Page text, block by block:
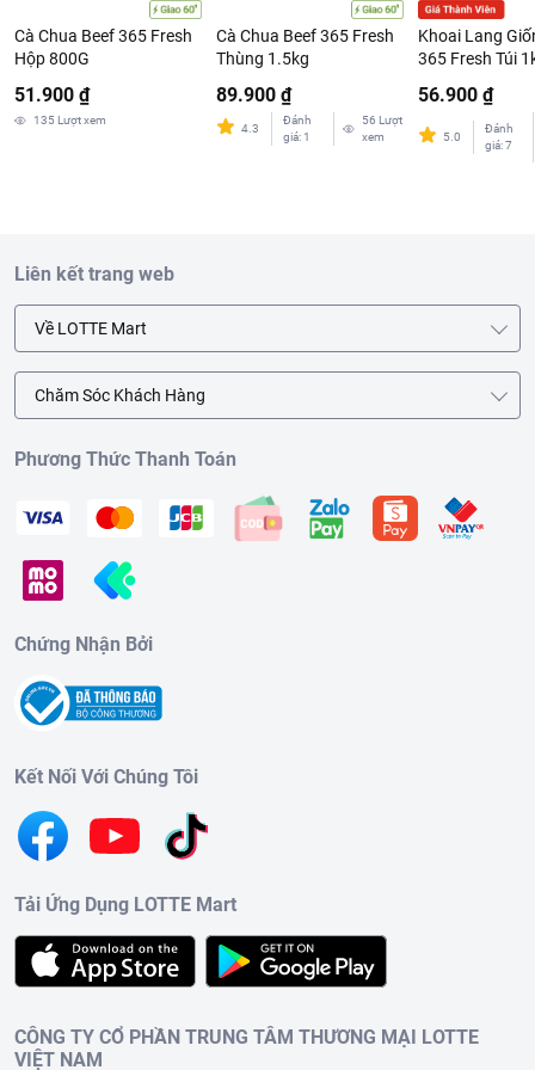
Cà Chua Beef 365 Fresh
Hộp 800G
51.900 ₫
135Lượt xem
Cà Chua Beef 365 Fresh
Thùng 1.5kg
89.900 ₫
4.3
Đánh
giá: 1
56 Lượt
xem
Khoai Lang
365 Fresh Túi
56.900 ₫
5.0
Đánh
giá:7
Liên kết trang web
Về LOTTE Mart
Chăm Sóc Khách Hàng
Phương Thức Thanh Toán
Chứng Nhận Bởi
Kết Nối Với Chúng Tôi
Tải Ứng Dụng LOTTE Mart
CÔNG TY CỔ PHẦN TRUNG TÂM THƯƠNG MẠI LOTTE
VIỆT NAM